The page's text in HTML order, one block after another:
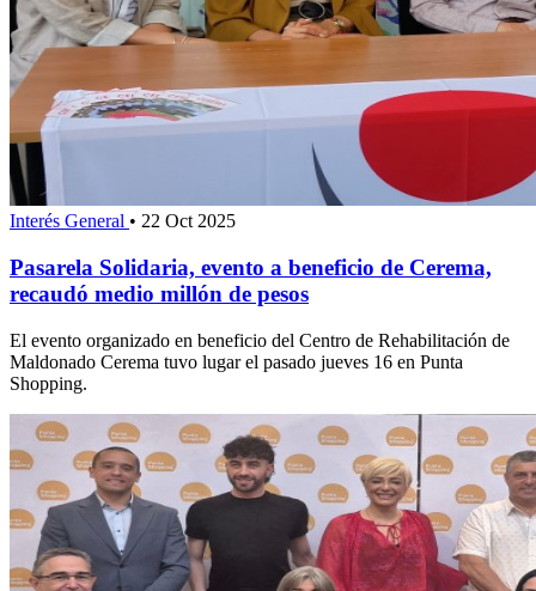
Interés General • 22 Oct 2025
Pasarela Solidaria, evento a beneficio de Cerema,
recaudó medio millón de pesos
El evento organizado en beneficio del Centro de Rehabilitación de
Maldonado Cerema tuvo lugar el pasado jueves 16 en Punta
Shopping.